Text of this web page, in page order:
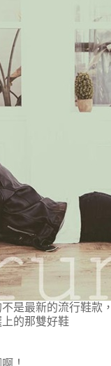
是最新的流行鞋款
的那雙好鞋
！